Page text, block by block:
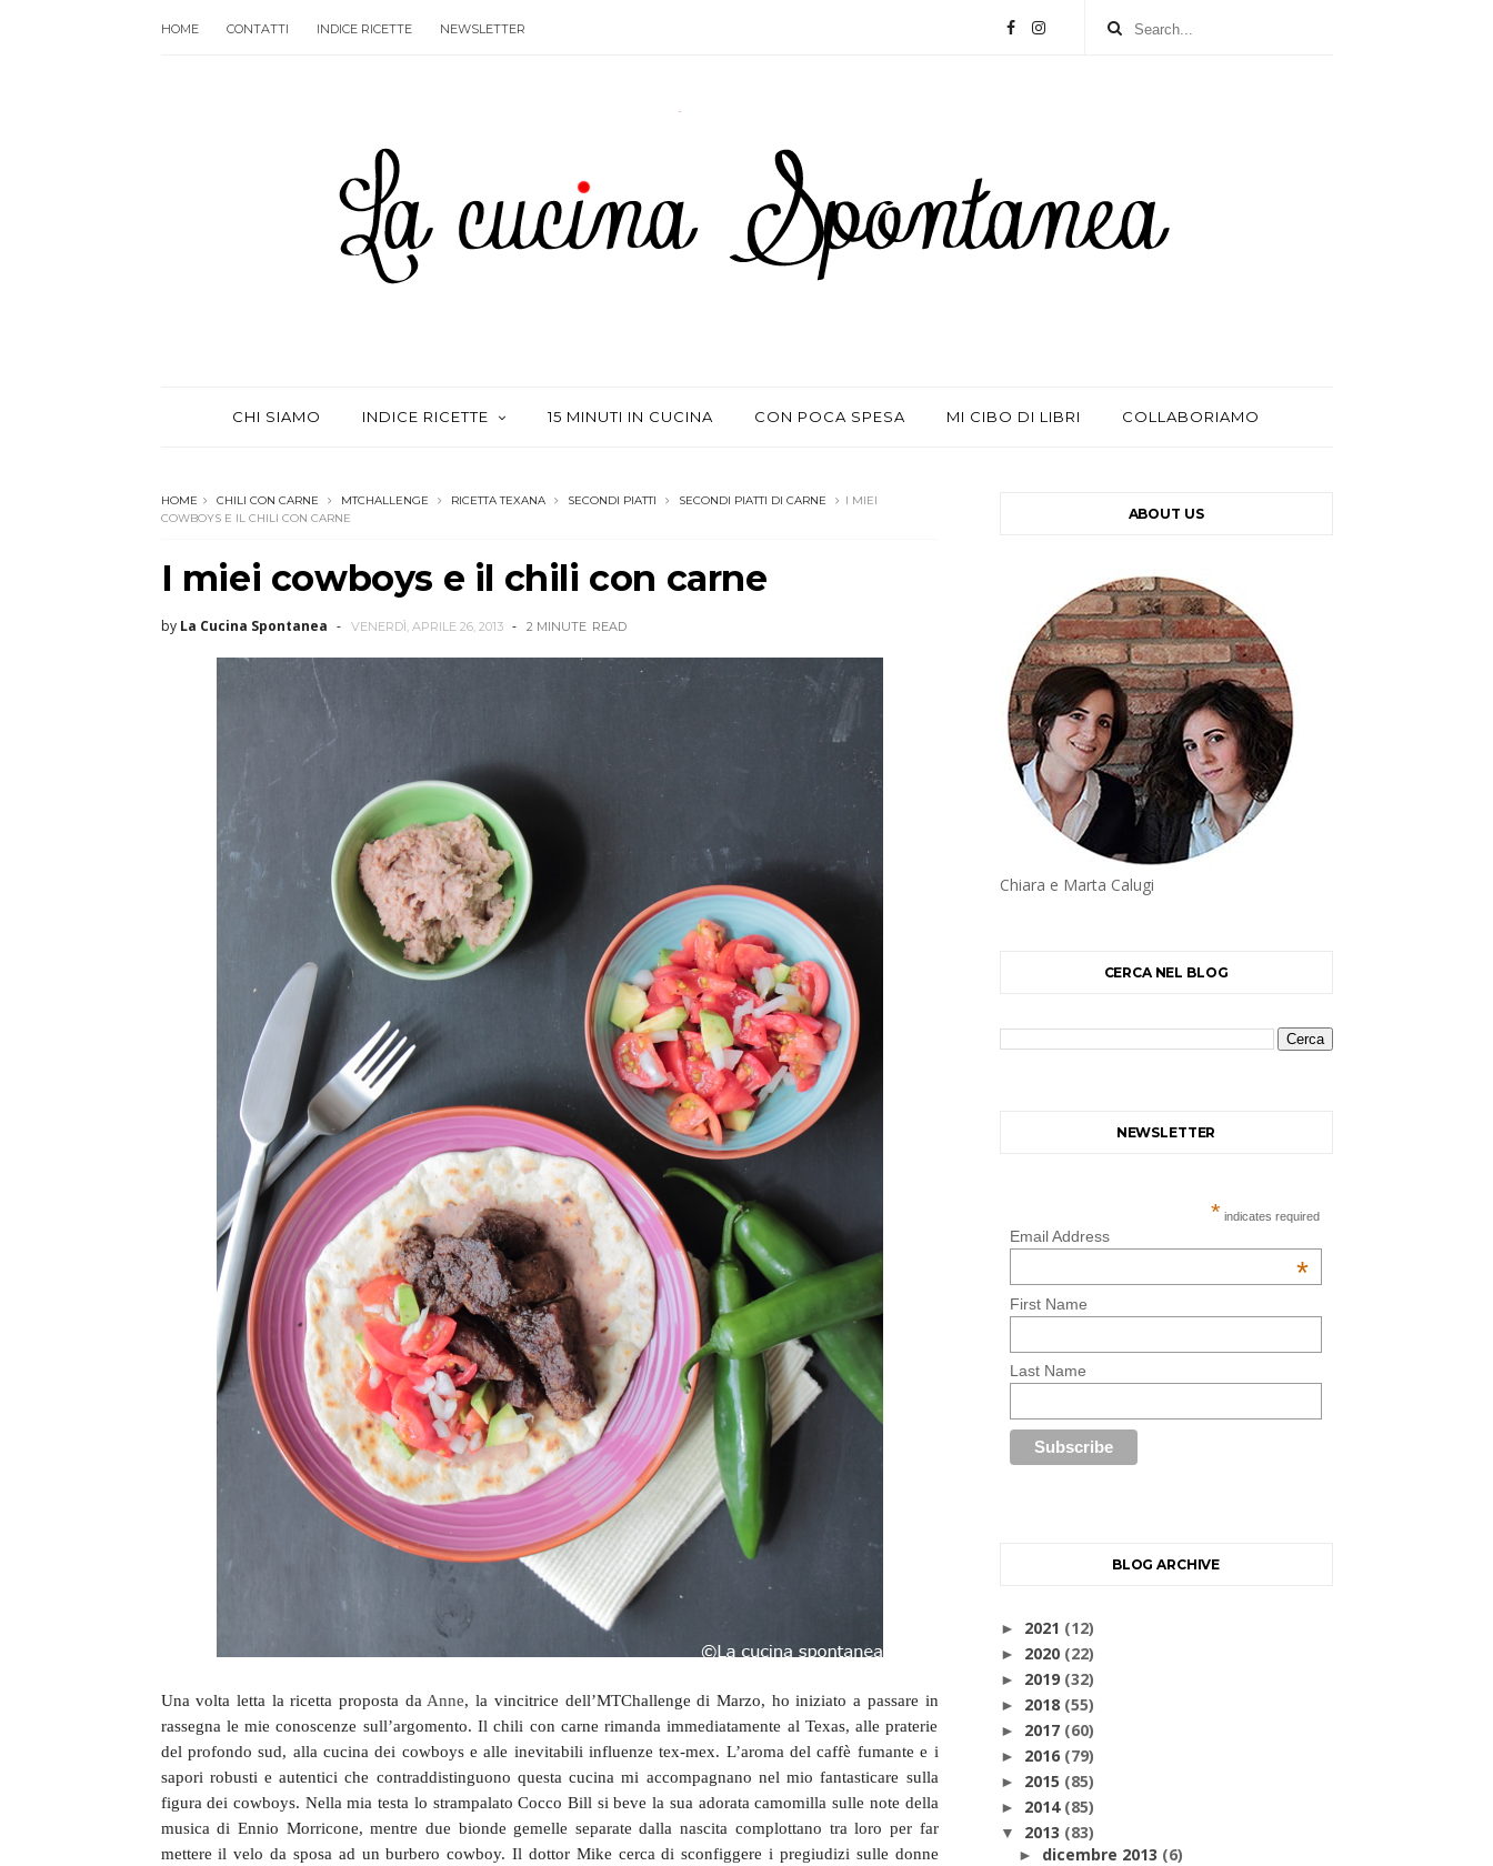
HOME CONTATTI INDICE RICETTE NEWSLETTER
CHI SIAMO INDICE RICETTE 15 MINUTI IN CUCINA CON POCA SPESA MI CIBO DI LIBRI COLLABORIAMO
HOME CHILI CON CARNE MTCHALLENGE RICETTA TEXANA SECONDI PIATTI SECONDI PIATTI DI CARNE
I MIEI
COWBOYS E IL CHILI CON CARNE
I miei cowboys e il chili con carne
by La Cucina Spontanea VENERDÌ, APRILE 26, 2013 2 MINUTE READ
Una volta letta la ricetta proposta da Anne, la vincitrice dell’MTChallenge di Marzo, ho iniziato a passare in
rassegna le mie conoscenze sull’argomento. Il chili con carne rimanda immediatamente al Texas, alle praterie
del profondo sud, alla cucina dei cowboys e alle inevitabili influenze tex-mex. L’aroma del caffè fumante e i
sapori robusti e autentici che contraddistinguono questa cucina mi accompagnano nel mio fantasticare sulla
figura dei cowboys. Nella mia testa lo strampalato Cocco Bill si beve la sua adorata camomilla sulle note della
musica di Ennio Morricone, mentre due bionde gemelle separate dalla nascita complottano tra loro per far
mettere il velo da sposa ad un burbero cowboy. Il dottor Mike cerca di sconfiggere i pregiudizi sulle donne
ABOUT US
Chiara e Marta Calugi
CERCA NEL BLOG
NEWSLETTER
* indicates required
Email Address
*
First Name
Last Name
BLOG ARCHIVE
► 2021 (12)
► 2020 (22)
► 2019 (32)
► 2018 (55)
► 2017 (60)
► 2016 (79)
► 2015 (85)
► 2014 (85)
▼ 2013 (83)
► dicembre 2013 (6)